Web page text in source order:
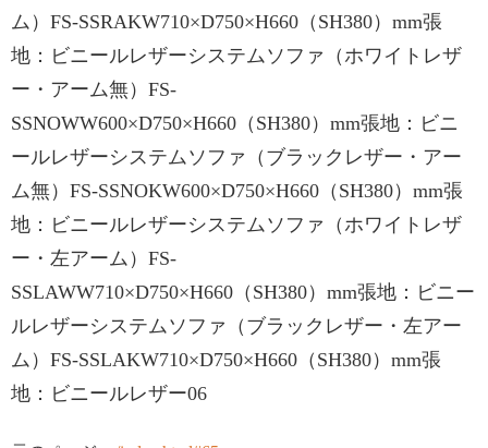
ム）FS-SSRAKW710×D750×H660（SH380）mm張
地：ビニールレザーシステムソファ（ホワイトレザ
ー・アーム無）FS-
SSNOWW600×D750×H660（SH380）mm張地：ビニ
ールレザーシステムソファ（ブラックレザー・アー
ム無）FS-SSNOKW600×D750×H660（SH380）mm張
地：ビニールレザーシステムソファ（ホワイトレザ
ー・左アーム）FS-
SSLAWW710×D750×H660（SH380）mm張地：ビニー
ルレザーシステムソファ（ブラックレザー・左アー
ム）FS-SSLAKW710×D750×H660（SH380）mm張
地：ビニールレザー06